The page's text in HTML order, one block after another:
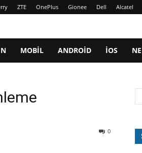
ZTE OnePlus Gionee Dell Alcatel
MOBIL ANDROID IOS
0